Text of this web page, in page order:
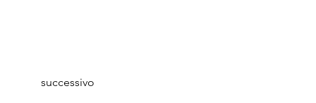
successivo